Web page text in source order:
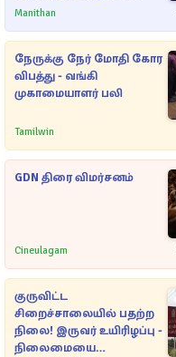
ராசிகள்!
Manithan
நேருக்கு நேர் மோதி கோர
விபத்து - வங்கி
முகாமையாளர் பலி
Tamilwin
GDN திரை விமர்சனம்
Cineulagam
குருவிட்ட
சிறைச்சாலையில் பதற்ற
நிலை! இருவர் உயிரிழப்பு -
நிலைமையை